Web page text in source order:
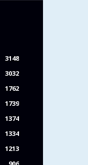
3148
3032
1762
1739
1374
1334
1213